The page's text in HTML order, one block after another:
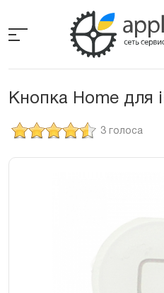
the
Кнопка Home для
3 голоса